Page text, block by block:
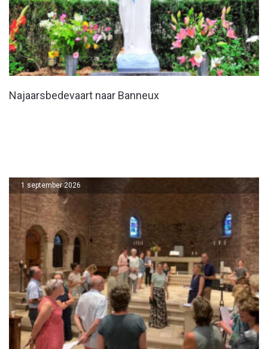
Najaarsbedevaart naar Banneux
1 september 2026